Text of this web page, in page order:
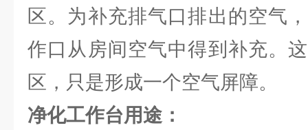
区。为补充排气口排出的空气
作口从房间空气中得到补充。
区，只是形成一个空气屏障。
净化工作台用途：